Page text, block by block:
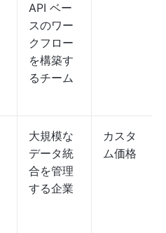
API ベー
スのワー
クフロー
を構築す
るチーム
大規模な
データ統
合を管理
する企業
カスタ
ム価格